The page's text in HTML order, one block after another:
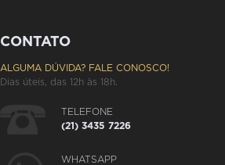
CONTATO
ALGUMA DÚVIDA? FALE CONOSCO!
Dias úteis, das 12h às 18h.
TELEFONE
(21) 3435 7226
WHATSAPP